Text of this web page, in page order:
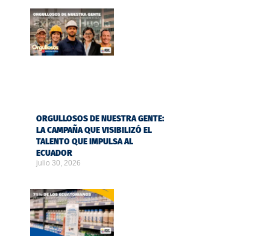
ORGULLOSOS DE NUESTRA GENTE:
LA CAMPAÑA QUE VISIBILIZÓ EL
TALENTO QUE IMPULSA AL
ECUADOR
julio 30, 2026